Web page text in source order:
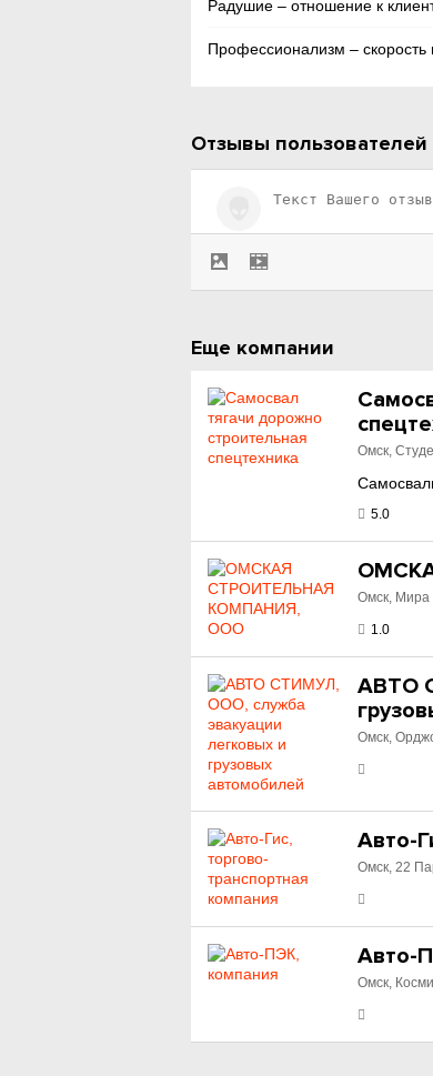
Радушие – отношение к
Профессионализм – скорость
Отзывы пользователей
Еще компании
Омск,
5.0
Омск, Мира
1.0
АВТО
Омск,
Авто-
Омск, 22
Авто-
Омск,